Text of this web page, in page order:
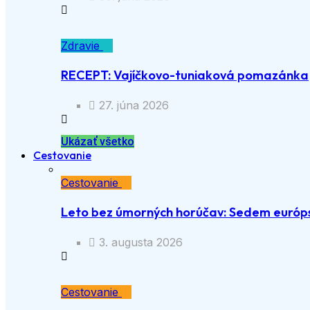
Zdravie
RECEPT: Vajíčkovo-tuniaková pomazánka
27. júna 2026
Ukázať všetko
Cestovanie
Cestovanie
Leto bez úmorných horúčav: Sedem
3. augusta 2026
Cestovanie